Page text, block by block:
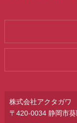
株式会社アクタガワ
〒420-0034 静岡市